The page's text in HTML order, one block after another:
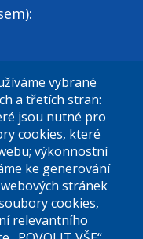
vybrané
a třetích stran:
jsou nutné pro
cookies, které
výkonnostní
ke generování
stránek
cookies,
relevantního